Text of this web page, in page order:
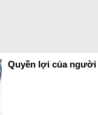
Quyền lợi của người